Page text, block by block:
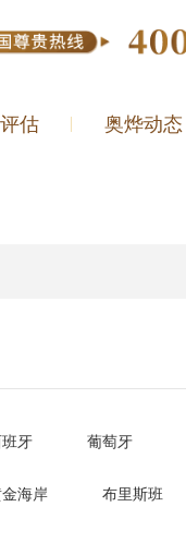
估 奥烨动态
牙 葡萄牙
海岸 布里斯班